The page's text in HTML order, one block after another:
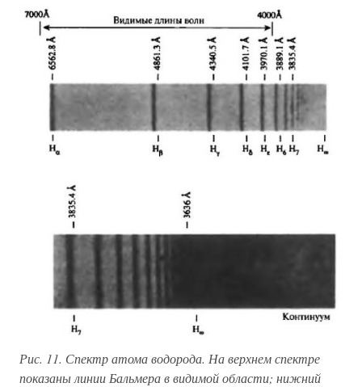
Рис. 11. Спектр атома водорода. На верхнем спектре
показаны линии Бальмера в видимой области; нижний